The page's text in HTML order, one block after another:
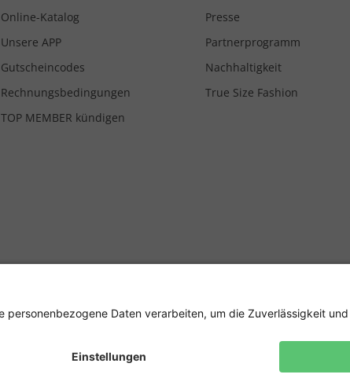
Online-Katalog
Unsere APP
Gutscheincodes
Rechnungsbedingungen
TOP MEMBER kündigen
Presse
Partnerprogramm
Nachhaltigkeit
True Size Fashion